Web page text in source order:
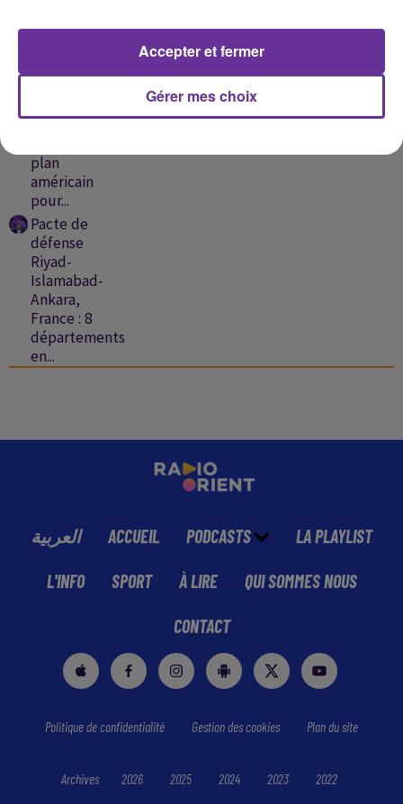
feuille de...
Israël
plan
américain
pour...
Pacte de
défense
Riyad-
Islamabad-
Ankara,
France : 8
départements
en...
العربية ACCUEIL PODCASTS LA PLAYLIST
L'INFO SPORT À LIRE QUI SOMMES NOUS
CONTACT
Politique de confidentialité Gestion des cookies Plan du site
Archives 2026 2025 2024 2023 2022
Gérer mes choix
Accepter et fermer